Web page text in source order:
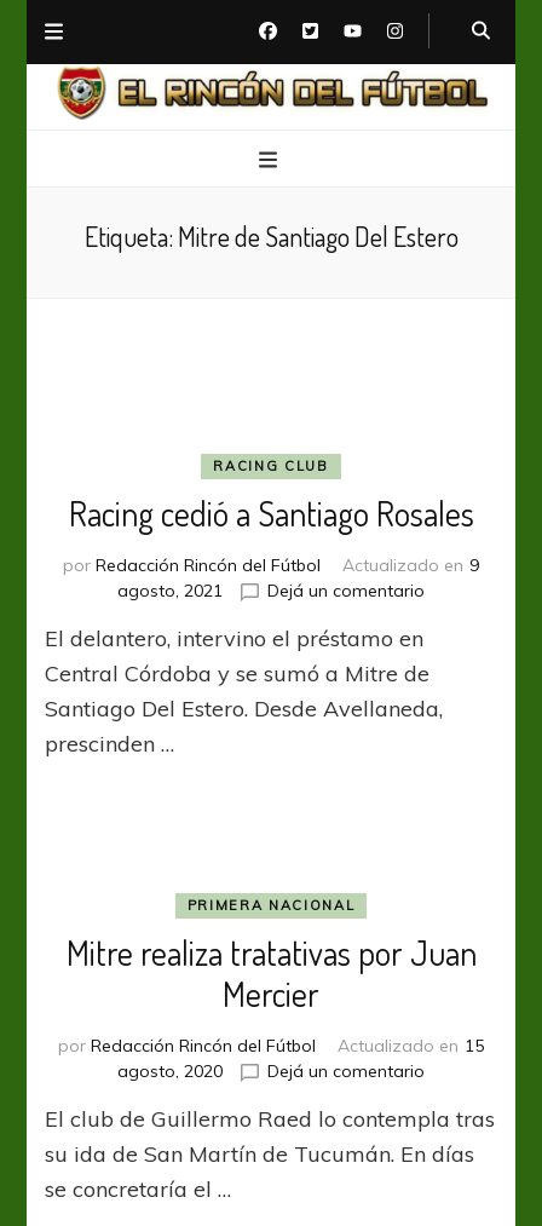
Etiqueta: Mitre de Santiago Del Estero
RACING CLUB
Racing cedió a Santiago Rosales
por Redacción Rincón del Fútbol Actualizado en 9
agosto, 2021
Dejá un comentario
a
Rosales
El delantero, intervino el préstamo en
Central Córdoba y se sumó a Mitre de
Santiago Del Estero. Desde Avellaneda,
prescinden …
PRIMERA NACIONAL
Mitre realiza tratativas por Juan
Mercier
por Redacción Rincón del Fútbol Actualizado en 15
agosto, 2020
Dejá un comentario
realiza
tratativas
El club de Guillermo Raed lo contempla tras
su ida de San Martín de Tucumán. En días
se concretaría el …